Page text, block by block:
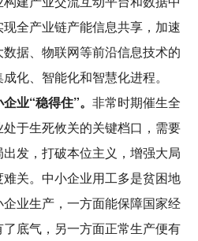
全产业链产能信息共享，加速
据、物联网等前沿信息技术的
化、智能化和智慧化进程。
业“稳得住”。 非常时期催生全
于生死攸关的关键档口，需要
发，打破本位主义，增强大局
关。中小企业用工多是贫困地
业生产，一方面能保障国家经
底气，另一方面正常生产便有